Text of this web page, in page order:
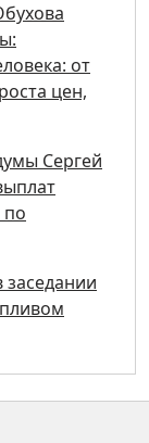
от
цен,
Сергей
по